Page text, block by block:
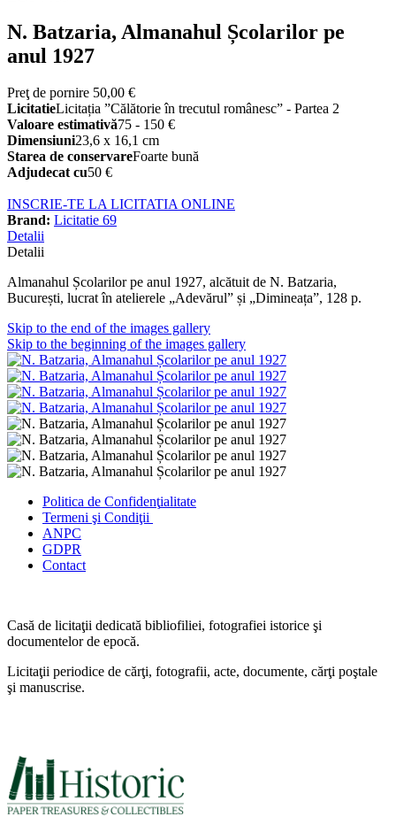
N. Batzaria, Almanahul Școlarilor pe
anul 1927
Preţ de pornire 50,00 €
LicitatieLicitația ”Călătorie în trecutul românesc” - Partea 2
Valoare estimativă75 - 150 €
Dimensiuni23,6 x 16,1 cm
Starea de conservareFoarte bună
Adjudecat cu50 €
INSCRIE-TE LA LICITATIA ONLINE
Brand: Licitatie 69
Detalii
Detalii
Almanahul Școlarilor pe anul 1927, alcătuit de N. Batzaria,
București, lucrat în atelierele „Adevărul” și „Dimineața”, 128 p.
Skip to the end of the images gallery
Skip to the beginning of the images gallery
Politica de Confidenţialitate
Termeni şi Condiţii
ANPC
GDPR
Contact
Casă de licitaţii dedicată bibliofiliei, fotografiei istorice şi
documentelor de epocă.
Licitaţii periodice de cărţi, fotografii, acte, documente, cărţi poştale
şi manuscrise.